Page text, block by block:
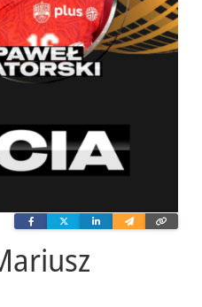
FacebookTwitterLinkedinWyślij
e-
link